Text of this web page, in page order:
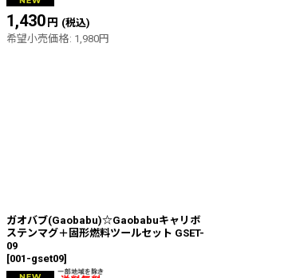
1,430円 (税込)
希望小売価格: 1,980円
ガオバブ(Gaobabu)☆Gaobabuキャリボ
ステンマグ＋固形燃料ツールセット GSET-
09
[001-gset09]